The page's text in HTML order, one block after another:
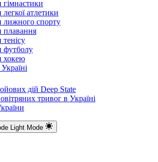
атлетики
спорту
футболу
хокею
дій Deep State
тривог в Україні
Light Mode